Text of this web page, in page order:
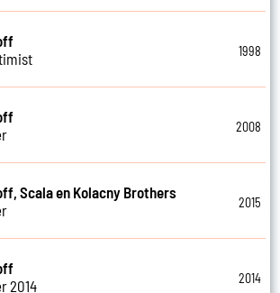
1998
2008
Scala en Kolacny Brothers
2015
2014
2014